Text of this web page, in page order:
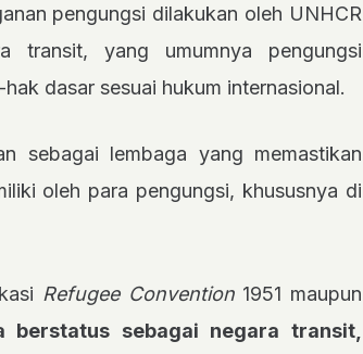
pengungsi dilakukan oleh UNHCR
transit, yang umumnya pengungsi
dasar sesuai hukum internasional.
sebagai lembaga yang memastikan
oleh para pengungsi, khususnya di
Refugee Convention 1951 maupun
berstatus sebagai negara transit,